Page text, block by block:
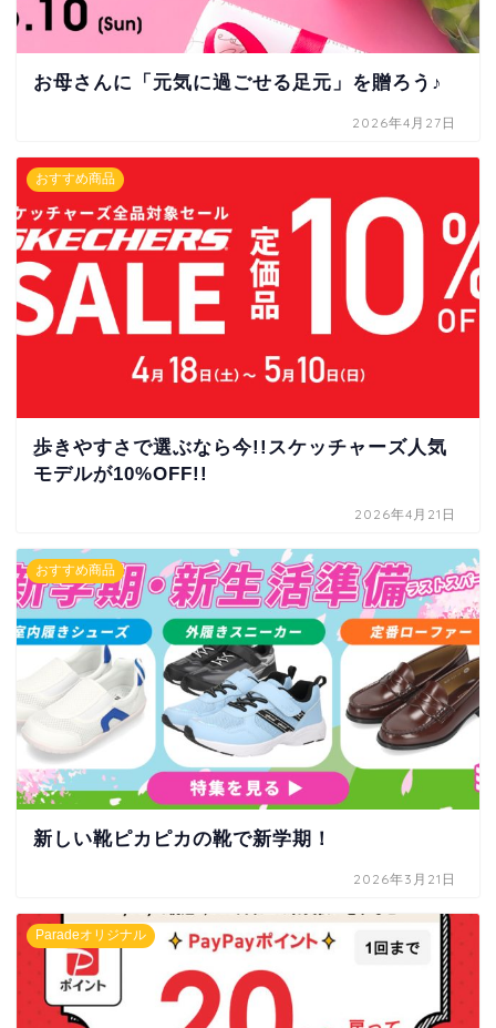
お母さんに「元気に過ごせる足元」を贈ろう♪
2026年4月27日
おすすめ商品
歩きやすさで選ぶなら今!!スケッチャーズ人気
モデルが10%OFF!!
2026年4月21日
おすすめ商品
新しい靴ピカピカの靴で新学期！
2026年3月21日
Paradeオリジナル